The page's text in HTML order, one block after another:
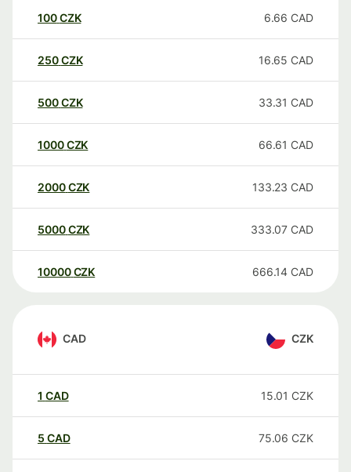
100CZK 6.66 CAD
250CZK 16.65 CAD
500CZK 33.31 CAD
1000CZK 66.61 CAD
2000CZK 133.23 CAD
5000CZK 333.07 CAD
10000 CZK 666.14 CAD
CAD CZK
1 CAD 15.01 CZK
5 CAD 75.06 CZK